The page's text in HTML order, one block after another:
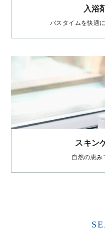
入浴
バスタイムを快適
スキン
自然の恵み